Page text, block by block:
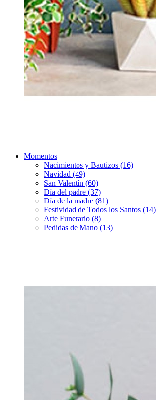
Momentos
Nacimientos y Bautizos (16)
Navidad (49)
San Valentín (60)
Día del padre (37)
Día de la madre (81)
Festividad de Todos los Santos (14)
Arte Funerario (8)
Pedidas de Mano (13)